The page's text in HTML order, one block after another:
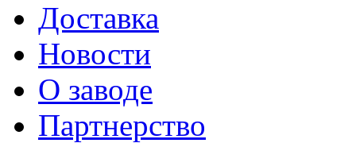
Доставка
Новости
О заводе
Партнерство